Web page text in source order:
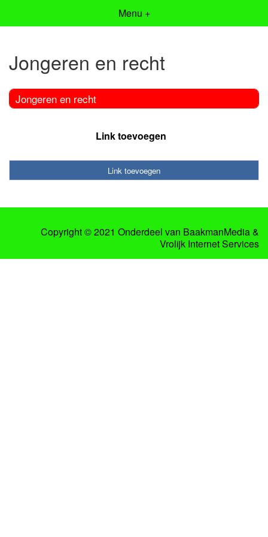
Menu +
Jongeren en recht
Jongeren en recht
Link toevoegen
Link toevoegen
Copyright © 2021 Onderdeel van BaakmanMedia&
Vrolijk Internet Services